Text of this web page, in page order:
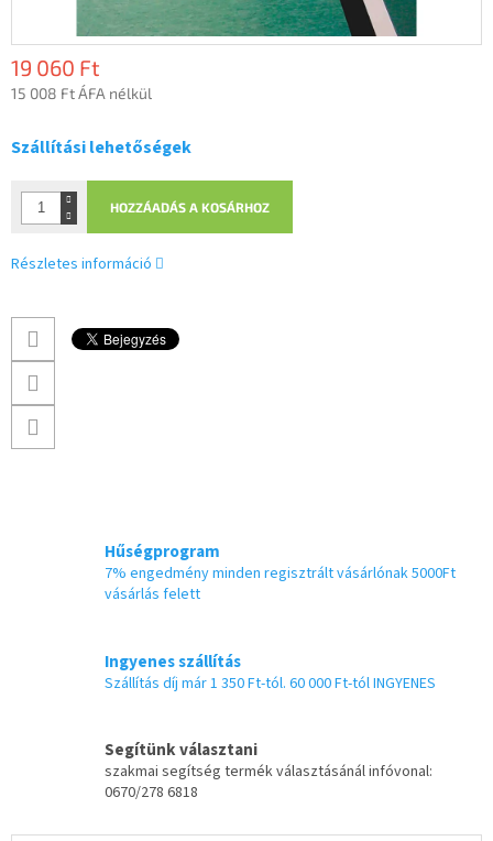
19 060 Ft
15 008 Ft ÁFA nélkül
Szállítási lehetőségek
HOZZÁADÁS A KOSÁRHOZ
Részletes információ
Hűségprogram
7% engedmény minden regisztrált vásárlónak 5000Ft
vásárlás felett
Ingyenes szállítás
Szállítás díj már 1 350 Ft-tól. 60 000 Ft-tól INGYENES
Segítünk választani
szakmai segítség termék választásánál infóvonal:
0670/278 6818